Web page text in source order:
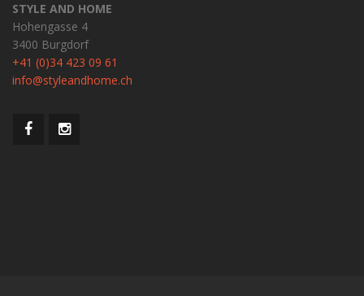
STYLE AND HOME
Hohengasse 4
3400 Burgdorf
+41 (0)34 423 09 61
info@styleandhome.ch